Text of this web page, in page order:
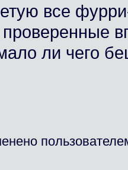
все
ли чего